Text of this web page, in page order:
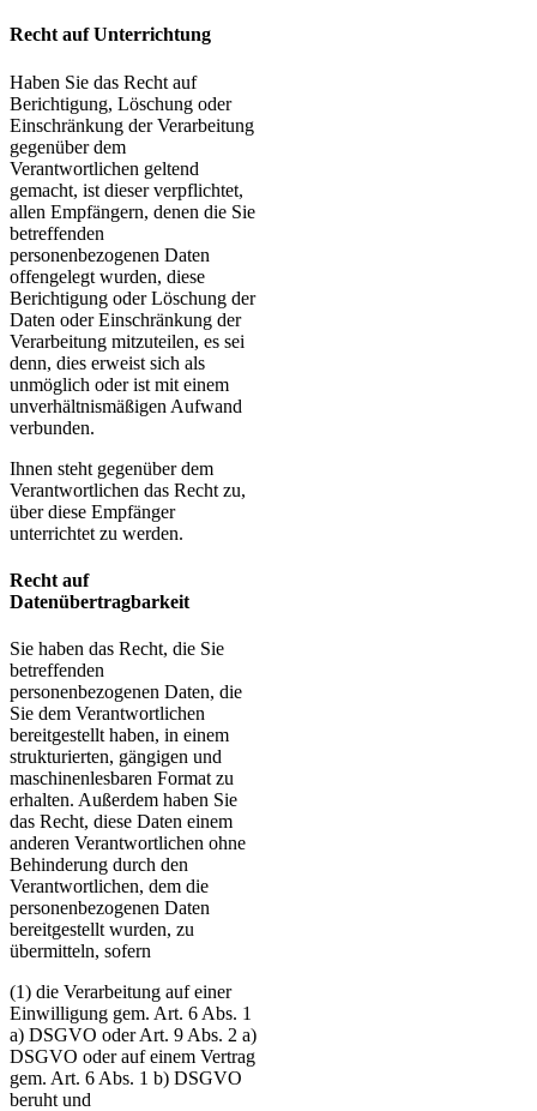
Recht auf Unterrichtung
Haben Sie das Recht auf
Berichtigung, Löschung oder
Einschränkung der Verarbeitung
gegenüber dem
Verantwortlichen geltend
gemacht, ist dieser verpflichtet,
allen Empfängern, denen die Sie
betreffenden
personenbezogenen Daten
offengelegt wurden, diese
Berichtigung oder Löschung der
Daten oder Einschränkung der
Verarbeitung mitzuteilen, es sei
denn, dies erweist sich als
unmöglich oder ist mit einem
unverhältnismäßigen Aufwand
verbunden.
Ihnen steht gegenüber dem
Verantwortlichen das Recht zu,
über diese Empfänger
unterrichtet zu werden.
Recht auf
Datenübertragbarkeit
Sie haben das Recht, die Sie
betreffenden
personenbezogenen Daten, die
Sie dem Verantwortlichen
bereitgestellt haben, in einem
strukturierten, gängigen und
maschinenlesbaren Format zu
erhalten. Außerdem haben Sie
das Recht, diese Daten einem
anderen Verantwortlichen ohne
Behinderung durch den
Verantwortlichen, dem die
personenbezogenen Daten
bereitgestellt wurden, zu
übermitteln, sofern
(1) die Verarbeitung auf einer
Einwilligung gem. Art. 6 Abs. 1
a) DSGVO oder Art. 9 Abs. 2 a)
DSGVO oder auf einem Vertrag
gem. Art. 6 Abs. 1 b) DSGVO
beruht und